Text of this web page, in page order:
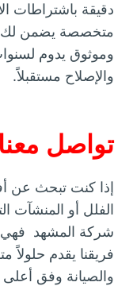
دقيقة باشتراطات
متخصصة يضمن لك
وموثوق يدوم
والإصلاح مستقبلاً.
تواصل معنا
إذا كنت تبحث عن
الفلل أو المنشآت
شركة المشهد فهي
فريقنا يقدم حلولاً
والصيانة وفق أعلى